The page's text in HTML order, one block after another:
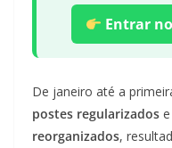
Entrar
De janeiro até a
postes regularizados e
reorganizados,